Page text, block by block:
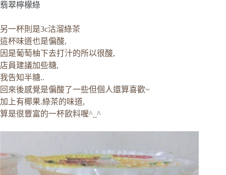
翡翠檸檬綠
另一杯則是3c沽溜綠茶
這杯味道也是偏酸,
因是葡萄柚下去打汁的所以很酸,
店員建議加些糖,
我告知半糖..
回來後感覺是偏酸了一些但個人還算喜歡~
加上有椰果.綠茶的味道,
算是很豐富的一杯飲料喔^_^